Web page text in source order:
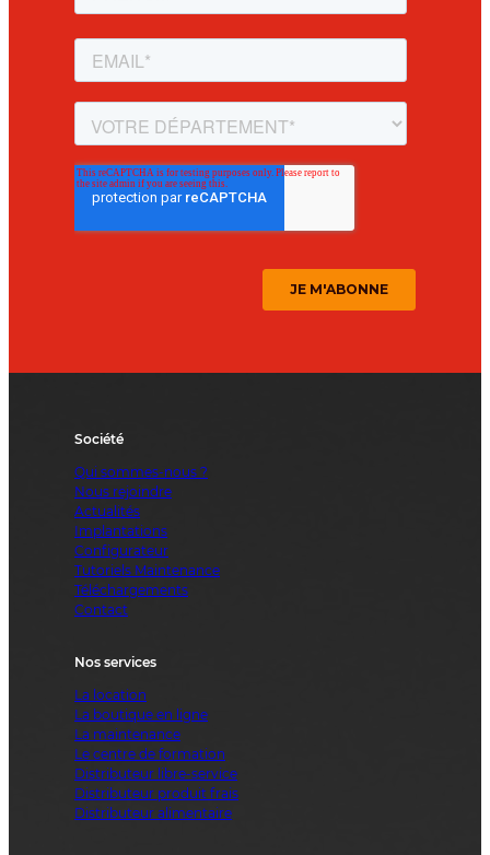
Société
Qui sommes-nous ?
Nous rejoindre
Actualités
Implantations
Configurateur
Tutoriels Maintenance
Téléchargements
Contact
Nos services
La location
La boutique en ligne
La maintenance
Le centre de formation
Distributeur libre-service
Distributeur produit frais
Distributeur alimentaire